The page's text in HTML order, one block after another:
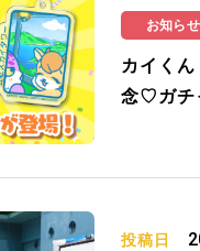
お知らせ
カイく
念♡ガチ
投稿日